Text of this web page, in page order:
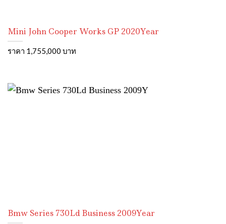
Mini John Cooper Works GP 2020Year
ราคา 1,755,000 บาท
Bmw Series 730Ld Business 2009Year